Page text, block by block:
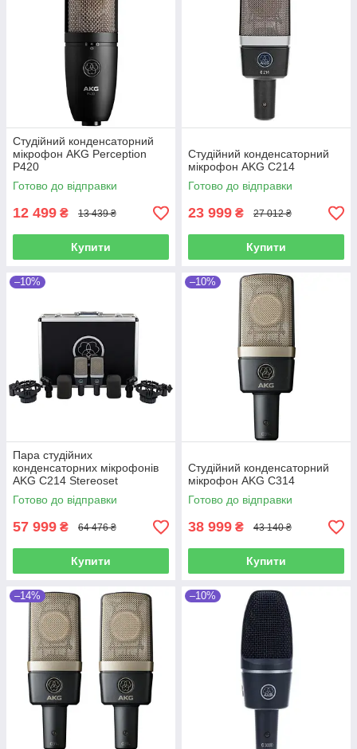
Студійний конденсаторний
мікрофон AKG Perception
P420
Готово до відправки
12 499 ₴ 13 439 ₴
Купити
Студійний конденсаторний
мікрофон AKG C214
Готово до відправки
23 999 ₴ 27 012 ₴
Купити
–10%
Пара студійних
конденсаторних мікрофонів
AKG C214 Stereoset
Готово до відправки
57 999 ₴ 64 476 ₴
Купити
–10%
Студійний конденсаторний
мікрофон AKG C314
Готово до відправки
38 999 ₴ 43 140 ₴
Купити
–14% –10%